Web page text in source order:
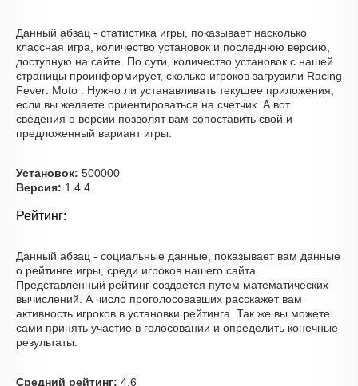
Данный абзац - статистика игры, показывает насколько
классная игра, количество установок и последнюю версию,
доступную на сайте. По сути, количество установок с нашей
страницы проинформирует, сколько игроков загрузили Racing
Fever: Moto . Нужно ли устанавливать текущее приложения,
если вы желаете ориентироваться на счетчик. А вот
сведения о версии позволят вам сопоставить свой и
предложенный вариант игры.
Установок: 500000
Версия: 1.4.4
Рейтинг:
Данный абзац - социальные данные, показывает вам данные
о рейтинге игры, среди игроков нашего сайта.
Представленный рейтинг создается путем математических
вычислений. А число проголосовавших расскажет вам
активность игроков в установки рейтинга. Так же вы можете
сами принять участие в голосовании и определить конечные
результаты.
Средний рейтинг: 4.6